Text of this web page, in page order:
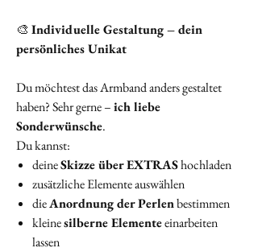
🎨 Individuelle Gestaltung – dein
persönliches Unikat
Du möchtest das Armband anders gestaltet
haben? Sehr gerne –ich liebe
Sonderwünsche.
Du kannst:
deineSkizze über EXTRAShochladen
zusätzliche Elemente auswählen
dieAnordnung der Perlenbestimmen
kleinesilberne Elementeeinarbeiten
lassen